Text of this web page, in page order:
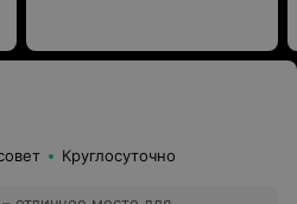
Круглосуточно